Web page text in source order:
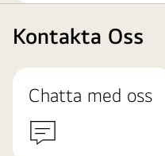
Kontakta Oss
Chatta med oss